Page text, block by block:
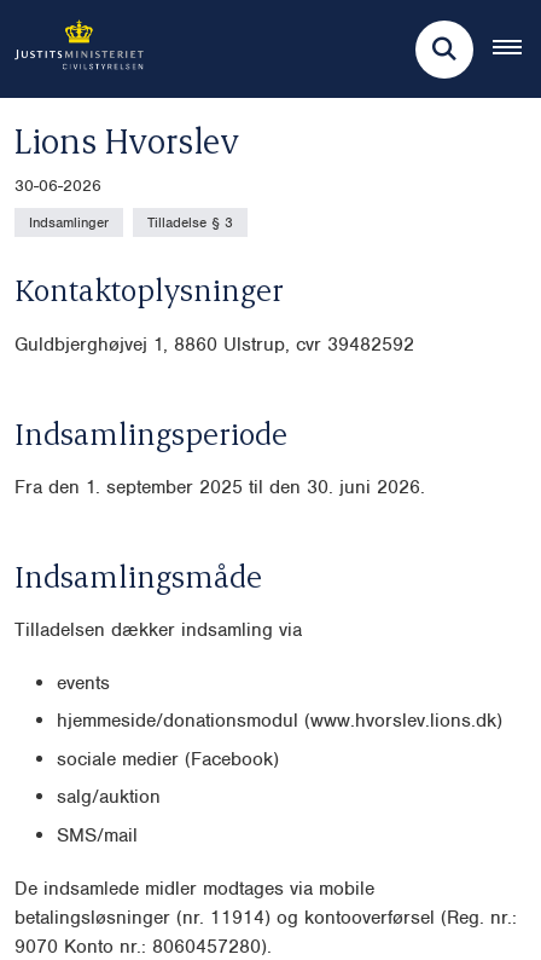
Lions Hvorslev
30-06-2026
Indsamlinger Tilladelse § 3
Kontaktoplysninger
Guldbjerghøjvej 1, 8860 Ulstrup, cvr 39482592
Indsamlingsperiode
Fra den 1. september 2025 til den 30. juni 2026.
Indsamlingsmåde
Tilladelsen dækker indsamling via
events
hjemmeside/donationsmodul (www.hvorslev.lions.dk)
sociale medier (Facebook)
salg/auktion
SMS/mail
De indsamlede midler modtages via mobile
betalingsløsninger (nr. 11914) og kontooverførsel (Reg. nr.:
9070 Konto nr.: 8060457280).